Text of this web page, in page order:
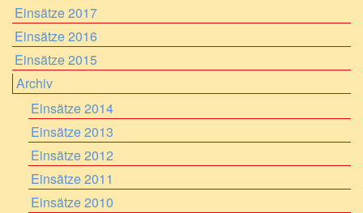
Einsätze 2017
Einsätze 2016
Einsätze 2015
Archiv
Einsätze 2014
Einsätze 2013
Einsätze 2012
Einsätze 2011
Einsätze 2010